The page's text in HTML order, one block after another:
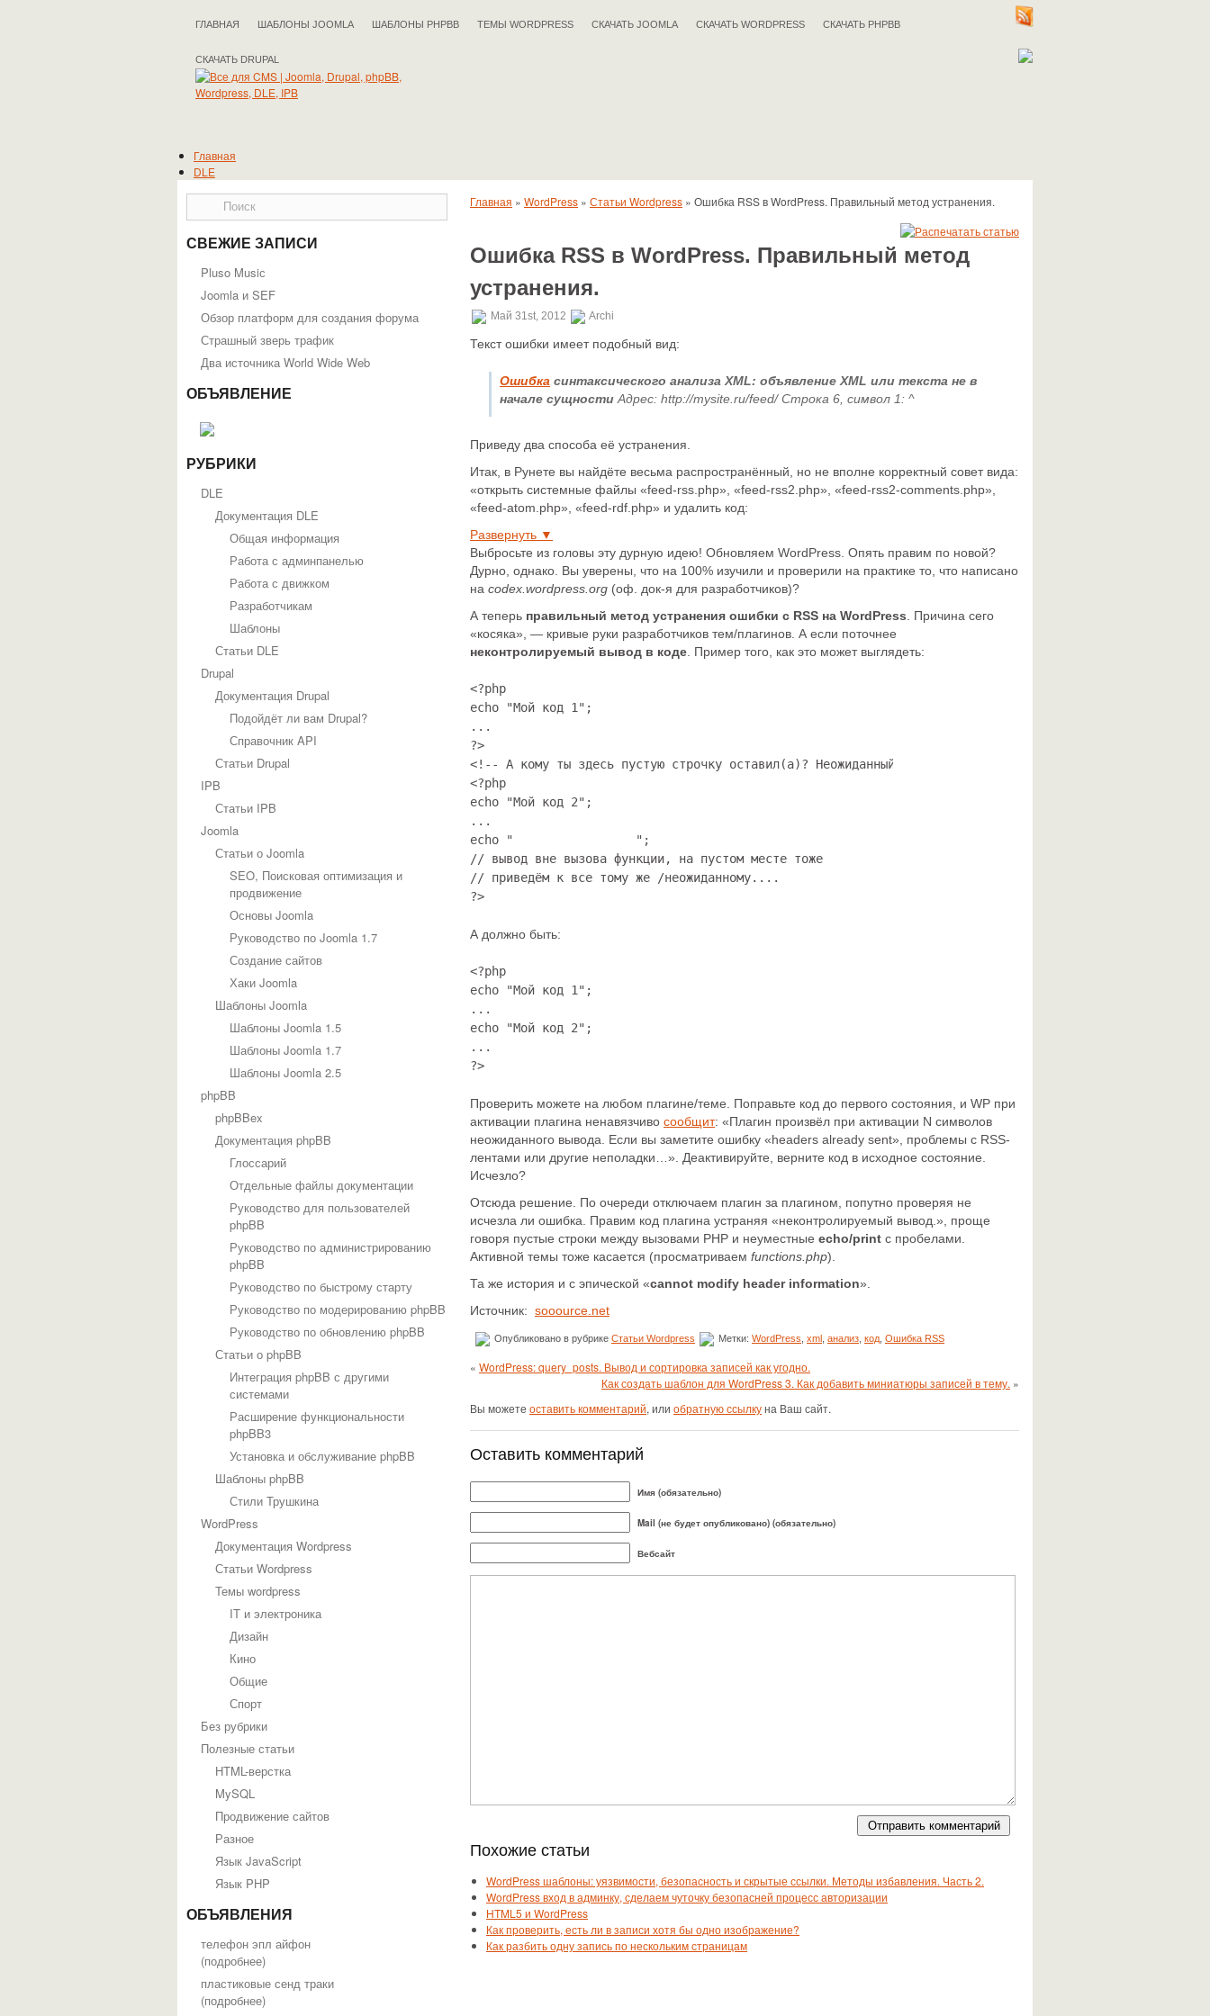
ГЛАВНАЯ ШАБЛОНЫ JOOMLA ШАБЛОНЫ PHPBB ТЕМЫ WORDPRESS СКАЧАТЬ JOOMLA СКАЧАТЬ WORDPRESS СКАЧАТЬ PHPBB
СКАЧАТЬ DRUPAL
Главная
DLE
Joomla
phpBB
WordPress
Полезные статьи
СВЕЖИЕ ЗАПИСИ
Pluso Musiс
Joomla и SEF
Обзор платформ для создания форума
Страшный зверь трафик
Два источника World Wide Web
ОБЪЯВЛЕНИЕ
РУБРИКИ
DLE
Документация DLE
Общая информация
Работа с админпанелью
Работа с движком
Разработчикам
Шаблоны
Статьи DLE
Drupal
Документация Drupal
Подойдёт ли вам Drupal?
Справочник API
Статьи Drupal
IPB
Статьи IPB
Joomla
Статьи о Joomla
SEO, Поисковая оптимизация и
продвижение
Основы Joomla
Руководство по Joomla 1.7
Создание сайтов
Хаки Joomla
Шаблоны Joomla
Шаблоны Joomla 1.5
Шаблоны Joomla 1.7
Шаблоны Joomla 2.5
phpBB
phpBBex
Документация phpBB
Глоссарий
Отдельные файлы документации
Руководство для пользователей
phpBB
Руководство по администрированию
phpBB
Руководство по быстрому старту
Руководство по модерированию phpBB
Руководство по обновлению phpBB
Статьи о phpBB
Интеграция phpBB с другими
системами
Расширение функциональности
phpBB3
Установка и обслуживание phpBB
Шаблоны phpBB
Стили Трушкина
WordPress
Документация Wordpress
Статьи Wordpress
Темы wordpress
IT и электроника
Дизайн
Кино
Общие
Спорт
Без рубрики
Полезные статьи
HTML-верстка
MySQL
Продвижение сайтов
Разное
Язык JavaScript
Язык PHP
ОБЪЯВЛЕНИЯ
телефон эпл айфон
(подробнее)
пластиковые сенд траки
(подробнее)
Главная » WordPress » Статьи Wordpress » Ошибка RSS в WordPress. Правильный метод устранения.
Ошибка RSS в WordPress. Правильный метод
устранения.
Май 31st, 2012 Archi
Текст ошибки имеет подобный вид:
Ошибка синтаксического анализа XML: объявление XML или текста не в
начале сущности Адрес: http://mysite.ru/feed/ Строка 6, символ 1: ^
Приведу два способа её устранения.
Итак, в Рунете вы найдёте весьма распространённый, но не вполне корректный совет вида:
«открыть системные файлы «feed-rss.php», «feed-rss2.php», «feed-rss2-comments.php»,
«feed-atom.php», «feed-rdf.php» и удалить код:
Развернуть ▼
Выбросьте из головы эту дурную идею! Обновляем WordPress. Опять правим по новой?
Дурно, однако. Вы уверены, что на 100% изучили и проверили на практике то, что написано
на codex.wordpress.org (оф. док-я для разработчиков)?
А теперь правильный метод устранения ошибки с RSS на WordPress . Причина сего
«косяка», — кривые руки разработчиков тем/плагинов. А если поточнее
неконтролируемый вывод в коде . Пример того, как это может выглядеть:
<?php
echo "Мой код 1";
...
?>
<!-- А кому ты здесь пустую строчку оставил(а)? Неожиданный вывод. -->
<?php
echo "Мой код 2";
...
echo "                 ";
// вывод вне вызова функции, на пустом месте тоже
// приведём к все тому же /неожиданному....
?>
А должно быть:
<?php
echo "Мой код 1";
...
echo "Мой код 2";
...
?>
Проверить можете на любом плагине/теме. Поправьте код до первого состояния, и WP при
активации плагина ненавязчиво сообщит: «Плагин произвёл при активации N символов
неожиданного вывода. Если вы заметите ошибку «headers already sent», проблемы с RSS-
лентами или другие неполадки…». Деактивируйте, верните код в исходное состояние.
Исчезло?
Отсюда решение. По очереди отключаем плагин за плагином, попутно проверяя не
исчезла ли ошибка. Правим код плагина устраняя «неконтролируемый вывод.», проще
говоря пустые строки между вызовами PHP и неуместные echo/print с пробелами.
Активной темы тоже касается (просматриваем functions.php).
Та же история и с эпической «cannot modify header information».
Источник: sooource.net
Опубликовано в рубрике Статьи Wordpress Метки: WordPress xml анализ код Ошибка RSS
« WordPress: query_posts. Вывод и сортировка записей как угодно.
Как создать шаблон для WordPress 3. Как добавить миниатюры записей в тему. »
Вы можете оставить комментарий, или обратную ссылкуна Ваш сайт.
Оставить комментарий
Имя (обязательно)
Mail (не будет опубликовано) (обязательно)
Вебсайт
Похожие статьи
WordPress шаблоны: уязвимости, безопасность и скрытые ссылки. Методы избавления. Часть 2.
WordPress вход в админку, сделаем чуточку безопасней процесс авторизации
HTML5 и WordPress
Как проверить, есть ли в записи хотя бы одно изображение?
Как разбить одну запись по нескольким страницам